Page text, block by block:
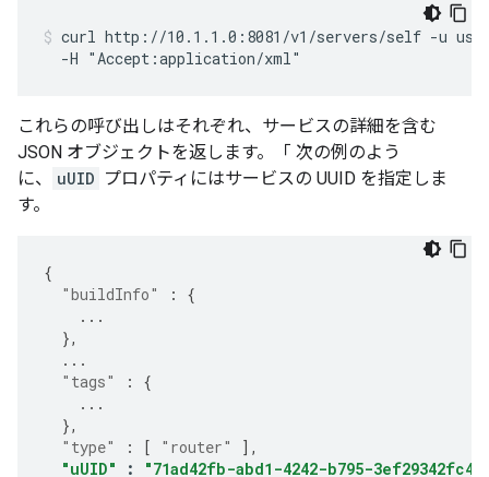
curl http://10.1.1.0:8081/v1/servers/self -u
  -H "Accept:application/xml"
これらの呼び出しはそれぞれ、サービスの詳細を含む
JSON オブジェクトを返します。「 次の例のよう
に、
uUID プロパティにはサービスの UUID を指定しま
す。
{
"buildInfo"
:
{
...
},
...
"tags"
:
{
...
},
"type"
: [ "router"
],
"uUID"
: "71ad42fb-abd1-4242-b795-